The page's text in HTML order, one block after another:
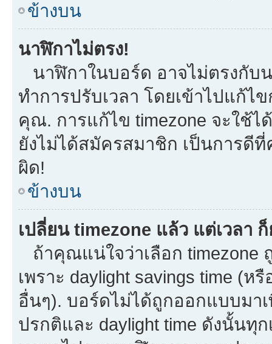
ข้างบน
นาฬิกาไม่ตรง!
นาฬิกาในบอร์ด อาจไม่ตรงกั
ทำการปรับเวลา โดยเข้าไปแก้ไ
คุณ. การแก้ไข timezone จะใช้
ยังไม่ได้สมัครสมาชิก เป็นการ
ผิด!
ข้างบน
เปลี่ยน timezone แล้ว แต่เวลา
ถ้าคุณแน่ใจว่าเลือก timezone
เพราะ daylight savings time (ห
อื่นๆ). บอร์ดไม่ได้ถูกออกแบบมา
ปรกติและ daylight time ดังนั้นทุ